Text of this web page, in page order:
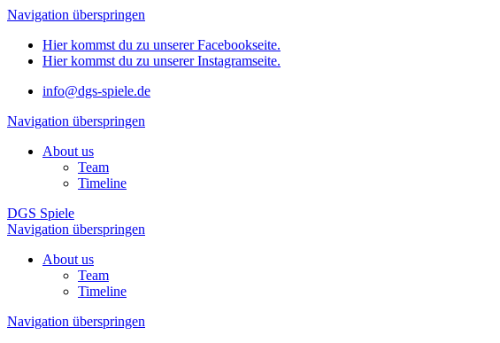
Navigation überspringen
Hier kommst du zu unserer Facebookseite.
Hier kommst du zu unserer Instagramseite.
info@dgs-spiele.de
Navigation überspringen
About us
Team
Timeline
DGS Spiele
Navigation überspringen
About us
Team
Timeline
Navigation überspringen